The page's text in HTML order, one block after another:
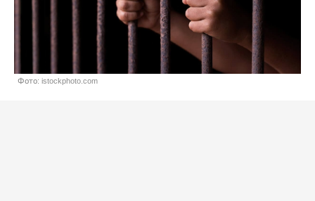
Фото: istockphoto.com